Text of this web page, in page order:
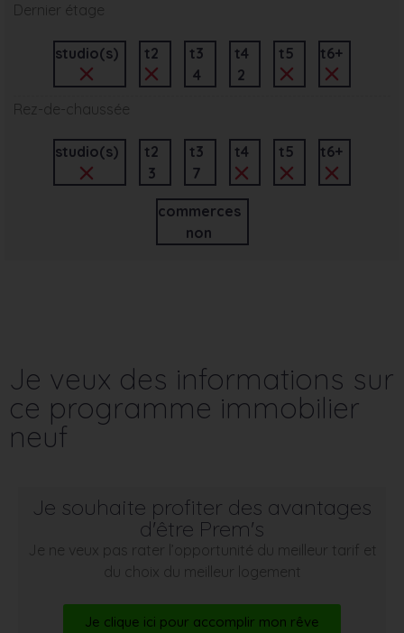
Dernier étage
studio(s) t2
t3
4
t4
2
t5 t6+
Rez-de-chaussée
studio(s)
t2
3
t3
7
t4 t5 t6+
commerces
non
Je veux des informations sur
ce programme immobilier
neuf
Je souhaite profiter des avantages
d'être Prem's
Je ne veux pas rater l’opportunité du meilleur tarif et
du choix du meilleur logement
Je clique ici pour accomplir mon rêve